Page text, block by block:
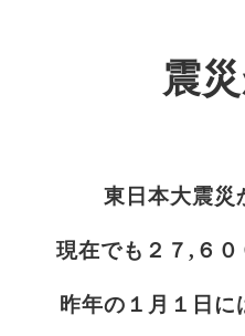
震
東日本大震災
現在でも２７,６
昨年の１月１日